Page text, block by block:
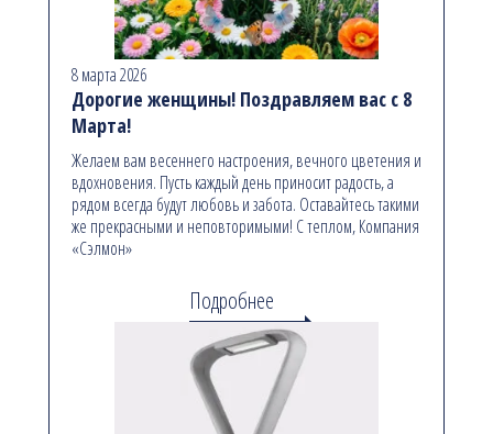
8 марта 2026
Дорогие женщины! Поздравляем вас с 8
Марта!
Желаем вам весеннего настроения, вечного цветения и
вдохновения. Пусть каждый день приносит радость, а
рядом всегда будут любовь и забота. Оставайтесь такими
же прекрасными и неповторимыми! С теплом, Компания
«Сэлмон»
Подробнее